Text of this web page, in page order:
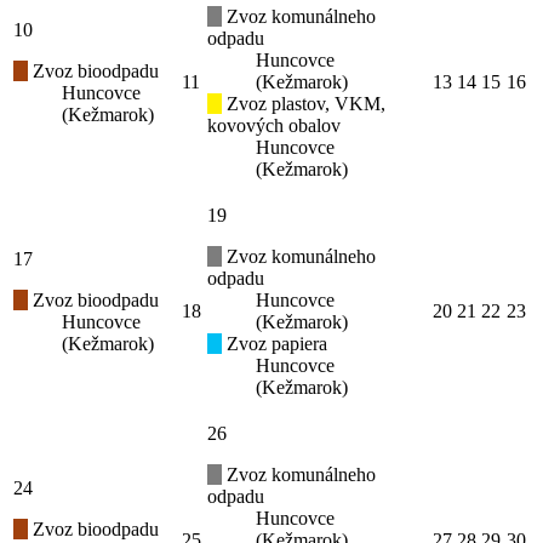
10
Zvoz bioodpadu
Huncovce
(Kežmarok)
11
Zvoz komunálneho
odpadu
Huncovce
(Kežmarok)
Zvoz plastov, VKM,
kovových obalov
Huncovce
(Kežmarok)
13 14 15 16
17
Zvoz bioodpadu
Huncovce
(Kežmarok)
18
19
Zvoz komunálneho
odpadu
Huncovce
(Kežmarok)
Zvoz papiera
Huncovce
(Kežmarok)
20 21 22 23
24
Zvoz bioodpadu
26
Zvoz komunálneho
odpadu
Huncovce